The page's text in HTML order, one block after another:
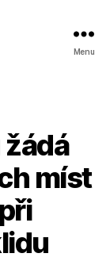
Menu
míst